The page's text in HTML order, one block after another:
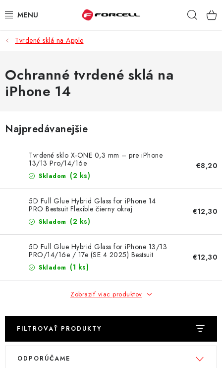
na
PUZDRÁ A OBALY
TVRDENÉ SKLÁ
DÁTOVÉ KÁBLE
BATÉRIE DO MOBILOV
ŠPORT A HOBBY
NÁRAMKY NA HODINKY
SLÚCHADLÁ, REPRODUKTORY A MIKROFÓNY
TIPY NA DARČEKY
PAMÄŤOVÉ KARTY A DISKY
Tvrdené sklá na Apple
Ochranné tvrdené sklá na
iPhone 14
Najpredávanejšie
Tvrdené sklo X-ONE 0,3 mm – pre iPhone
13/13 Pro/14/16e
Skladom (2 ks)
€8,20
5D Full Glue Hybrid Glass for iPhone 14
PRO Bestsuit Flexible čierny okraj
Skladom (2 ks)
€12,30
5D Full Glue Hybrid Glass for iPhone 13/13
PRO/14/16e / 17e (SE 4 2025) Bestsuit
Flexible čierny okraj
Skladom (1 ks)
€12,30
Zobraziť viac produktov
FILTROVAŤ PRODUKTY
V
R
ODPORÚČAME